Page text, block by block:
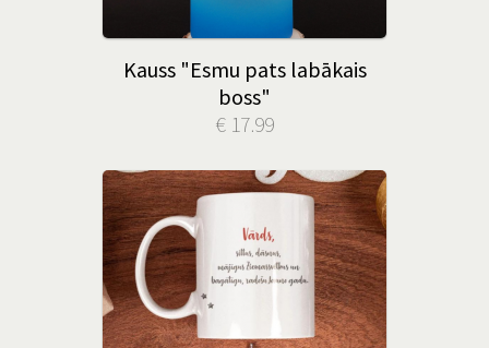
Kauss "Esmu pats labākais
boss"
€ 17.99